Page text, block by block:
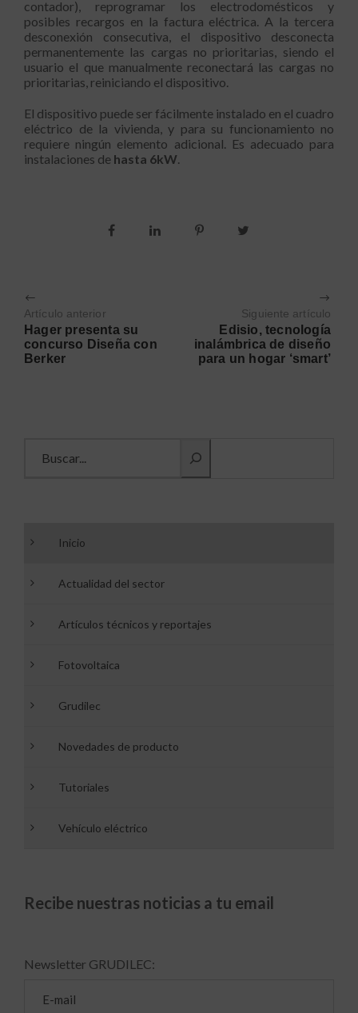
contador), reprogramar los electrodomésticos y
posibles recargos en la factura eléctrica. A la tercera
desconexión consecutiva, el dispositivo desconecta
permanentemente las cargas no prioritarias, siendo el
usuario el que manualmente reconectará las cargas no
prioritarias, reiniciando el dispositivo.
El dispositivo puede ser fácilmente instalado en el cuadro
eléctrico de la vivienda, y para su funcionamiento no
requiere ningún elemento adicional. Es adecuado para
instalaciones de hasta 6kW.
Artículo anterior
Hager presenta su
concurso Diseña con
Berker
Siguiente artículo
Edisio, tecnología
inalámbrica de diseño
para un hogar ‘smart’
Inicio
Actualidad del sector
Artículos técnicos y reportajes
Fotovoltaica
Grudilec
Novedades de producto
Tutoriales
Vehículo eléctrico
Recibe nuestras noticias a tu email
Newsletter GRUDILEC: